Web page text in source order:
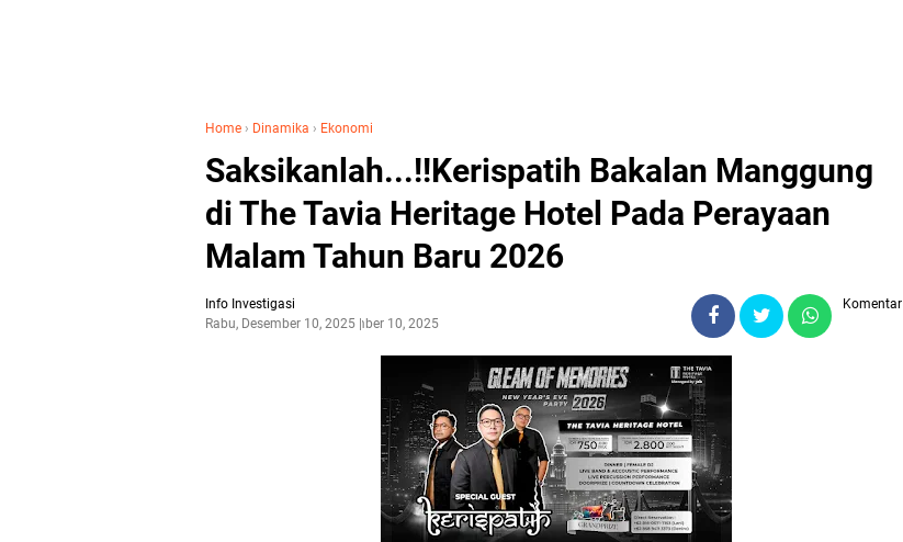
Home › Dinamika › Ekonomi
Saksikanlah...!!Kerispatih Bakalan Manggung
di The Tavia Heritage Hotel Pada Perayaan
Malam Tahun Baru 2026
Info Investigasi
Rabu, Desember 10, 2025Desember 10, 2025
Komentar